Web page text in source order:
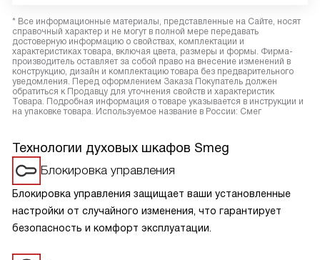
* Все информационные материалы, представленные на Сайте, носят
справочный характер и не могут в полной мере передавать
достоверную информацию о свойствах, комплектации и
характеристиках товара, включая цвета, размеры и формы. Фирма-
производитель оставляет за собой право на внесение изменений в
конструкцию, дизайн и комплектацию товара без предварительного
уведомления. Перед оформлением Заказа Покупатель должен
обратиться к Продавцу для уточнения свойств и характеристик
Товара. Подробная информация о товаре указывается в инструкции и
на упаковке товара. Используемое название в России: Смег
Технологии духовых шкафов Smeg
Блокировка управления
Блокировка управления защищает ваши установленные
настройки от случайного изменения, что гарантирует
безопасность и комфорт эксплуатации.